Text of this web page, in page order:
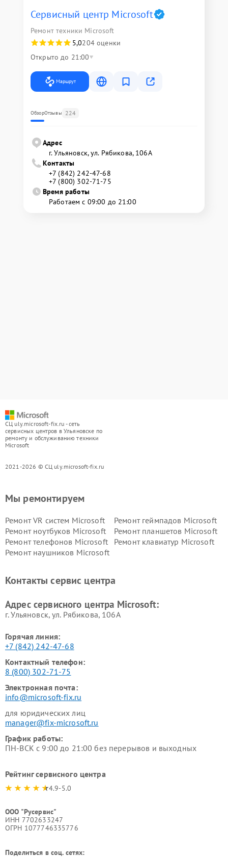
Сервисный центр Microsoft
Ремонт техники Microsoft
5,0204 оценки
Открыто до 21:00
Маршрут
ОбзорОтзывы 224
Адрес
г. Ульяновск, ул. Рябикова, 106А
Контакты
+7 (842) 242-47-68
+7 (800) 302-71-75
Время работы
Работаем с 09:00 до 21:00
СЦ uly.microsoft-fix.ru - сеть
сервисных центров в Ульяновске по
ремонту и обслуживанию техники
Microsoft
2021-2026 © СЦ uly.microsoft-fix.ru
Мы ремонтируем
Ремонт VR систем Microsoft
Ремонт геймпадов Microsoft
Ремонт ноутбуков Microsoft
Ремонт планшетов Microsoft
Ремонт телефонов Microsoft
Ремонт клавиатур Microsoft
Ремонт наушников Microsoft
Контакты сервис центра
Адрес сервисного центра Microsoft:
г. Ульяновск, ул. Рябикова, 106А
Горячая линия:
+7 (842) 242-47-68
Контактный телефон:
8 (800) 302-71-75
Электронная почта:
info@microsoft-fix.ru
для юридических лиц
manager@fix-microsoft.ru
График работы:
ПН-ВСК с 9:00 до 21:00 без перерывов и выходных
Рейтинг сервисного центра
4.9-5.0
ООО "Русервис"
ИНН 7702633247
ОГРН 1077746335776
Поделиться в соц. сетях: